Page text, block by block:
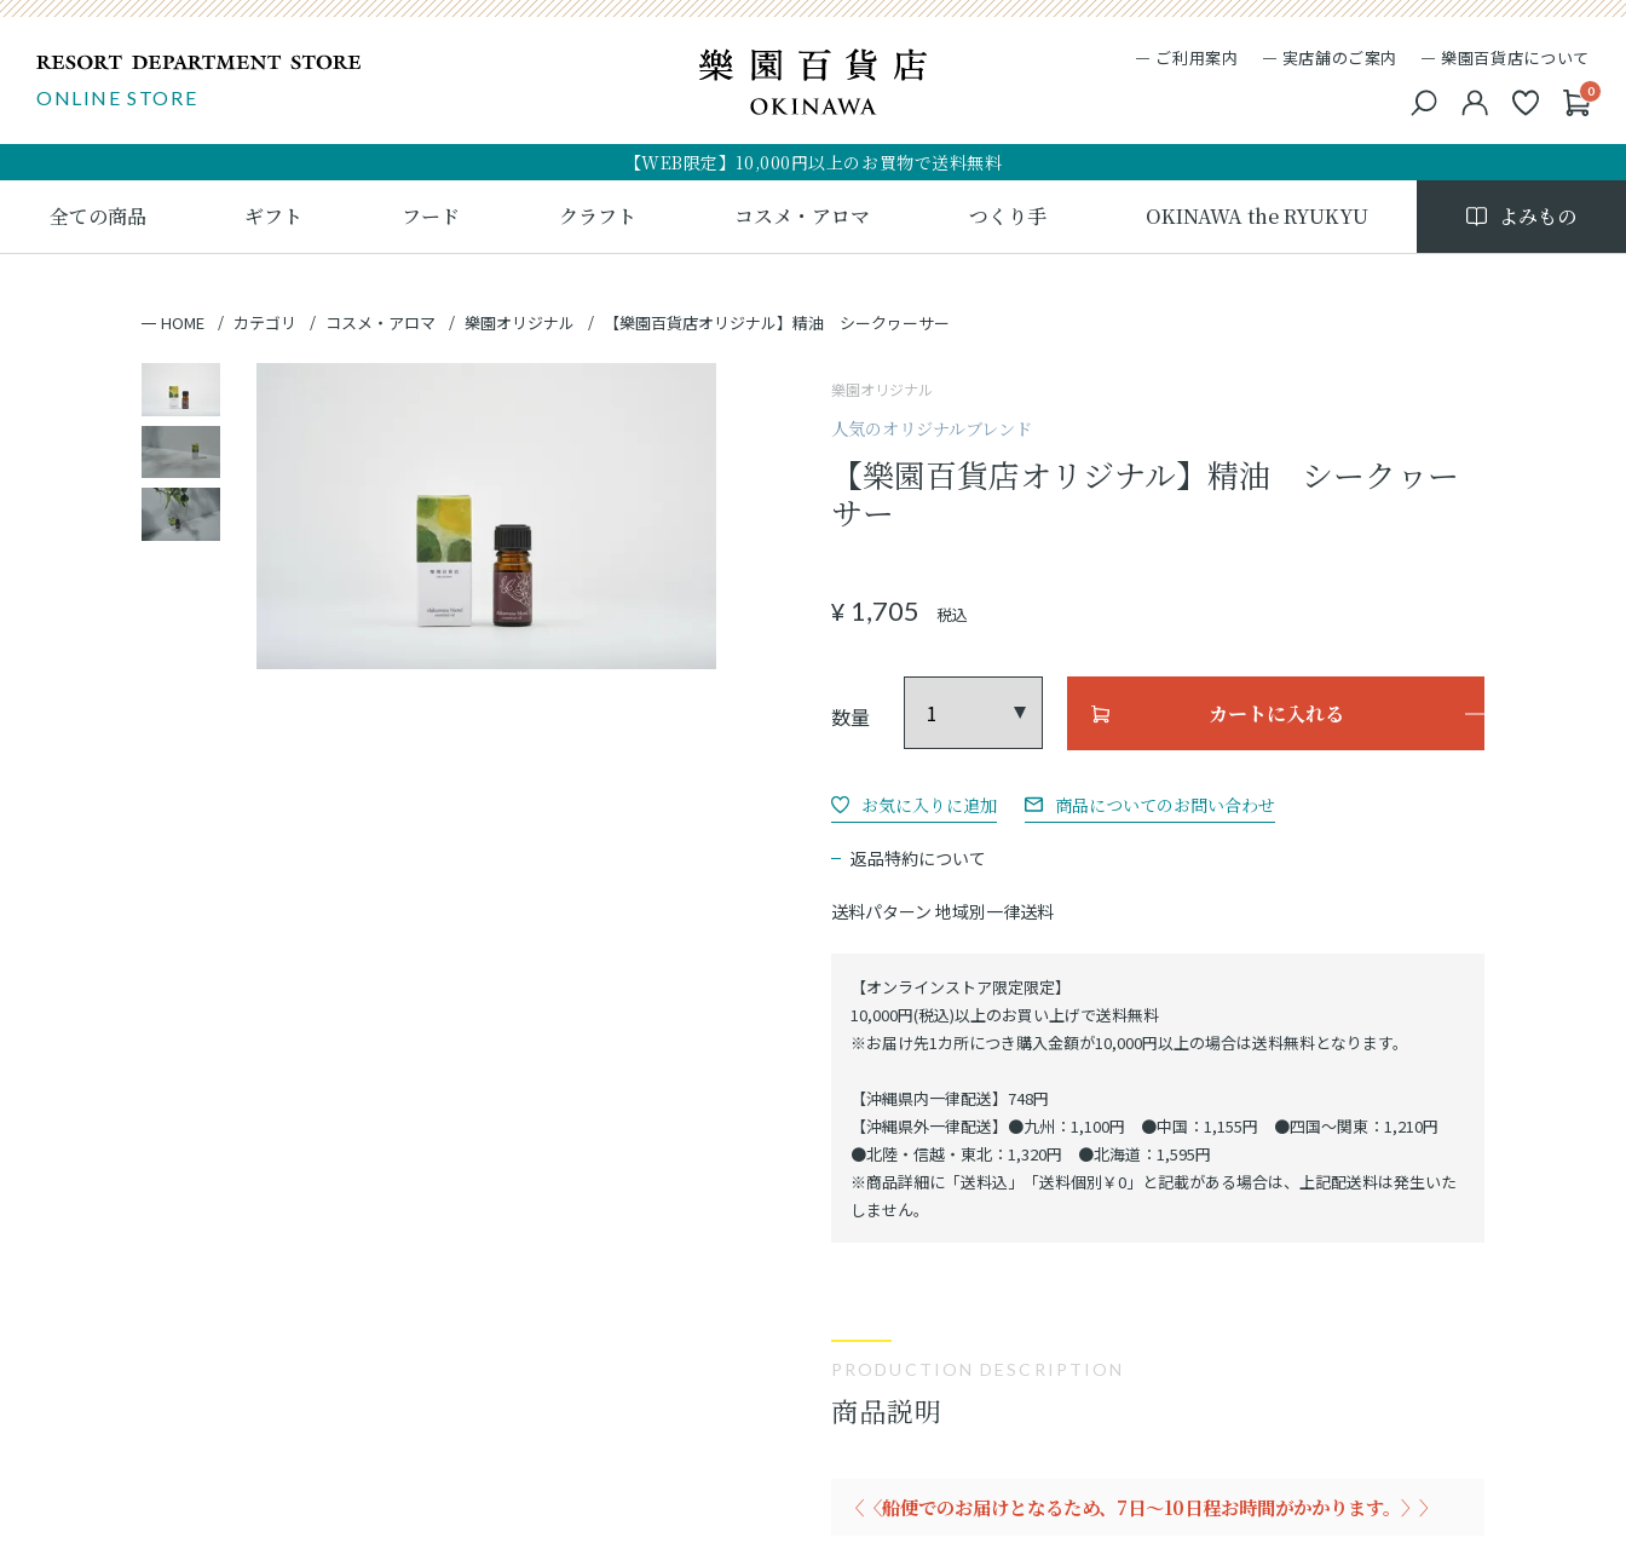
ONLINE STORE
ご利用案内 実店舗のご案内 樂園百貨店について
【WEB限定】10,000円以上のお買物で送料無料
0
全ての商品 ギフト フード クラフト コスメ・アロマ つくり手 OKINAWA the RYUKYU よみもの
HOME カテゴリ コスメ・アロマ 樂園オリジナル 【樂園百貨店オリジナル】精油 シークヮーサー
樂園オリジナル
人気のオリジナルブレンド
【樂園百貨店オリジナル】精油 シークヮー
サー
¥ 1,705 税込
送料パターン 地域別一律送料
カートに入れる
商品についてのお問い合わせ
返品特約について
【オンラインストア限定限定】
10,000円(税込)以上のお買い上げで送料無料
※お届け先1カ所につき購入金額が10,000円以上の場合は送料無料となります。
【沖縄県内一律配送】748円
【沖縄県外一律配送】●九州：1,100円 ●中国：1,155円 ●四国～関東：1,210円
●北陸・信越・東北：1,320円 ●北海道：1,595円
※商品詳細に「送料込」「送料個別￥0」と記載がある場合は、上記配送料は発生いた
しません。
PRODUCTION DESCRIPTION
商品説明
〈〈船便でのお届けとなるため、7日～10日程お時間がかかります。〉〉